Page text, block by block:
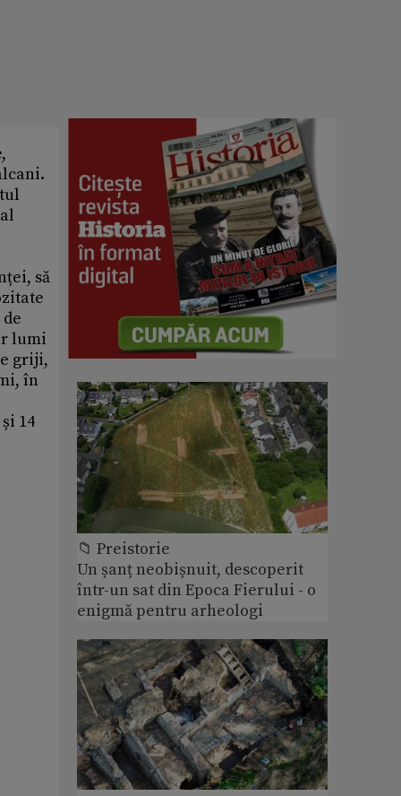
să
lumi
griji,
în
14
📁 Preistorie
Un șanț neobișnuit, descoperit
într-un sat din Epoca Fierului - o
enigmă pentru arheologi